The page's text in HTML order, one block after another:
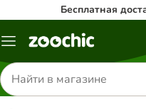
Бесплатная
Каталог
Поиск
товаров